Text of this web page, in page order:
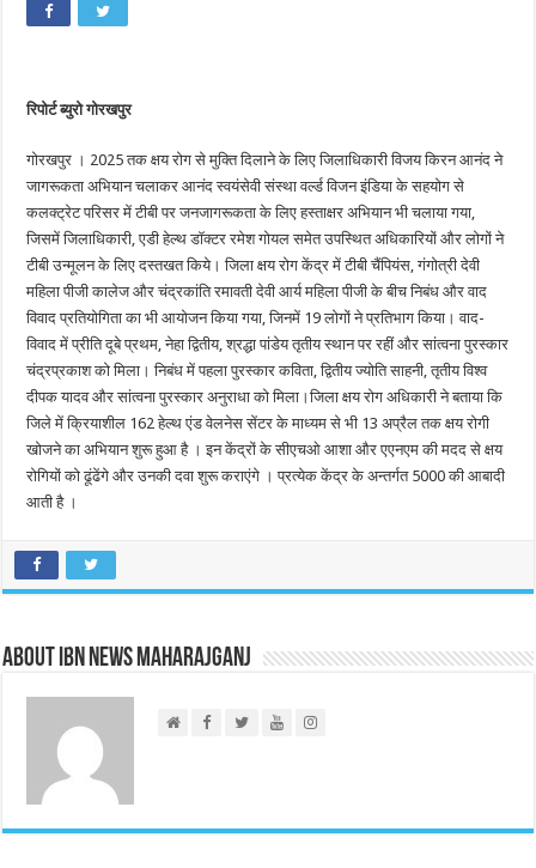
रिपोर्ट ब्युरो गोरखपुर
गोरखपुर । 2025 तक क्षय रोग से मुक्ति दिलाने के लिए जिलाधिकारी विजय किरन आनंद ने
जागरूकता अभियान चलाकर आनंद स्वयंसेवी संस्था वर्ल्ड विजन इंडिया के सहयोग से
कलक्ट्रेट परिसर में टीबी पर जनजागरूकता के लिए हस्ताक्षर अभियान भी चलाया गया,
जिसमें जिलाधिकारी, एडी हेल्थ डॉक्टर रमेश गोयल समेत उपस्थित अधिकारियों और लोगों ने
टीबी उन्मूलन के लिए दस्तखत किये। जिला क्षय रोग केंद्र में टीबी चैंपियंस, गंगोत्री देवी
महिला पीजी कालेज और चंद्रकांति रमावती देवी आर्य महिला पीजी के बीच निबंध और वाद
विवाद प्रतियोगिता का भी आयोजन किया गया, जिनमें 19 लोगों ने प्रतिभाग किया। वाद-
विवाद में प्रीति दूबे प्रथम, नेहा द्वितीय, श्रद्धा पांडेय तृतीय स्थान पर रहीं और सांत्वना पुरस्कार
चंद्रप्रकाश को मिला। निबंध में पहला पुरस्कार कविता, द्वितीय ज्योति साहनी, तृतीय विश्व
दीपक यादव और सांत्वना पुरस्कार अनुराधा को मिला।जिला क्षय रोग अधिकारी ने बताया कि
जिले में क्रियाशील 162 हेल्थ एंड वेलनेस सेंटर के माध्यम से भी 13 अप्रैल तक क्षय रोगी
खोजने का अभियान शुरू हुआ है । इन केंद्रों के सीएचओ आशा और एएनएम की मदद से क्षय
रोगियों को ढूंढेंगे और उनकी दवा शुरू कराएंगे । प्रत्येक केंद्र के अन्तर्गत 5000 की आबादी
आती है ।
About IBN NEWS MAHARAJGANJ